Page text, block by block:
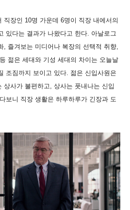
직장인 10명 가운데 6명이 직장 내에서의
있다는 결과가 나왔다고 한다. 아날로그
, 즐겨보는 미디어나 복장의 선택적 취향,
젊은 세대와 기성 세대의 차이는 오늘날
조짐까지 보이고 있다. 젊은 신입사원은
상사가 불편하고, 상사는 풋내나는 신입
보니 직장 생활은 하루하루가 긴장과 도